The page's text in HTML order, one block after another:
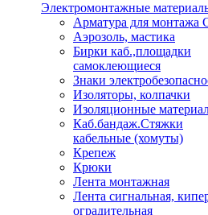
Электромонтажные
Арматура для монтажа
Аэрозоль, мастика
Бирки каб.,площадки
самоклеющиеся
Знаки
Изоляторы, колпачки
Изоляционные
Каб.бандаж.Стяжки
кабельные (хомуты)
Крепеж
Крюки
Лента монтажная
Лента сигнальная,
оградительная